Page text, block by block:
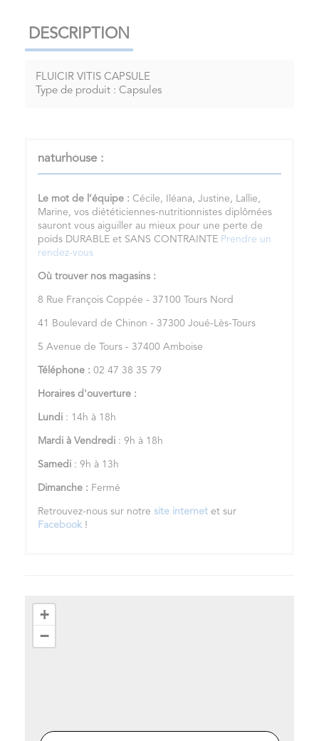
DESCRIPTION
FLUICIR VITIS CAPSULE
Type de produit : Capsules
naturhouse :
Le mot de l’équipe : Cécile, Iléana, Justine, Lallie,
Marine, vos diététiciennes-nutritionnistes diplômées
sauront vous aiguiller au mieux pour une perte de
poids DURABLE et SANS CONTRAINTE Prendre un
rendez-vous
Où trouver nos magasins :
8 Rue François Coppée - 37100 Tours Nord
41 Boulevard de Chinon - 37300 Joué-Lès-Tours
5 Avenue de Tours - 37400 Amboise
Téléphone : 02 47 38 35 79
Horaires d'ouverture :
Lundi : 14h à 18h
Mardi à Vendredi : 9h à 18h
Samedi : 9h à 13h
Dimanche : Fermé
Retrouvez-nous sur notre site internet et sur
Facebook !
+
−